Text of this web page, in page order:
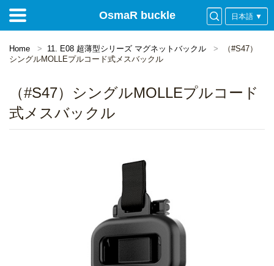
日本語 ▼
OsmaR buckle
Home 11. E08 超薄型シリーズ マグネットバックル
（#S47）
シングルMOLLEプルコード式メスバックル
（#S47）シングルMOLLEプルコード
式メスバックル